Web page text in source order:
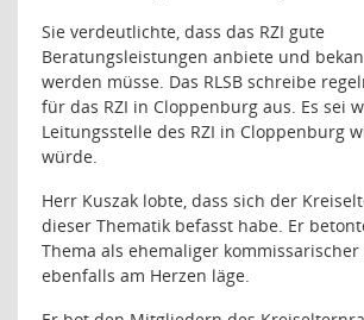
Sie verdeutlichte, dass das RZI gute
Beratungsleistungen anbiete und
werden müsse. Das RLSB schreibe
für das RZI in Cloppenburg aus. Es sei
Leitungsstelle des RZI in Cloppenburg
würde.
Herr Kuszak lobte, dass sich der
dieser Thematik befasst habe. Er
Thema als ehemaliger kommissarischer
ebenfalls am Herzen läge.